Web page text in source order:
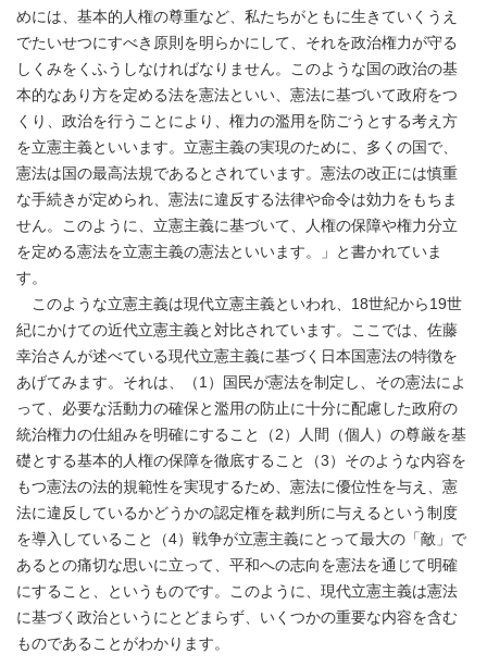
めには、基本的人権の尊重など、私たちがともに生きていくうえ
でたいせつにすべき原則を明らかにして、それを政治権力が守る
しくみをくふうしなければなりません。このような国の政治の基
本的なあり方を定める法を憲法といい、憲法に基づいて政府をつ
くり、政治を行うことにより、権力の濫用を防ごうとする考え方
を立憲主義といいます。立憲主義の実現のために、多くの国で、
憲法は国の最高法規であるとされています。憲法の改正には慎重
な手続きが定められ、憲法に違反する法律や命令は効力をもちま
せん。このように、立憲主義に基づいて、人権の保障や権力分立
を定める憲法を立憲主義の憲法といいます。」と書かれていま
す。
このような立憲主義は現代立憲主義といわれ、18世紀から19世
紀にかけての近代立憲主義と対比されています。ここでは、佐藤
幸治さんが述べている現代立憲主義に基づく日本国憲法の特徴を
あげてみます。それは、（1）国民が憲法を制定し、その憲法によ
って、必要な活動力の確保と濫用の防止に十分に配慮した政府の
統治権力の仕組みを明確にすること（2）人間（個人）の尊厳を基
礎とする基本的人権の保障を徹底すること（3）そのような内容を
もつ憲法の法的規範性を実現するため、憲法に優位性を与え、憲
法に違反しているかどうかの認定権を裁判所に与えるという制度
を導入していること（4）戦争が立憲主義にとって最大の「敵」で
あるとの痛切な思いに立って、平和への志向を憲法を通じて明確
にすること、というものです。このように、現代立憲主義は憲法
に基づく政治というにとどまらず、いくつかの重要な内容を含む
ものであることがわかります。